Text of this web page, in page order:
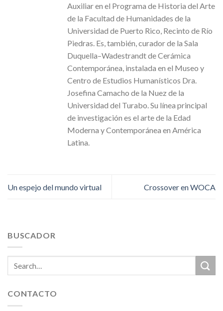
Auxiliar en el Programa de Historia del Arte
de la Facultad de Humanidades de la
Universidad de Puerto Rico, Recinto de Río
Piedras. Es, también, curador de la Sala
Duquella–Wadestrandt de Cerámica
Contemporánea, instalada en el Museo y
Centro de Estudios Humanísticos Dra.
Josefina Camacho de la Nuez de la
Universidad del Turabo. Su línea principal
de investigación es el arte de la Edad
Moderna y Contemporánea en América
Latina.
Un espejo del mundo virtual Crossover en WOCA
BUSCADOR
CONTACTO